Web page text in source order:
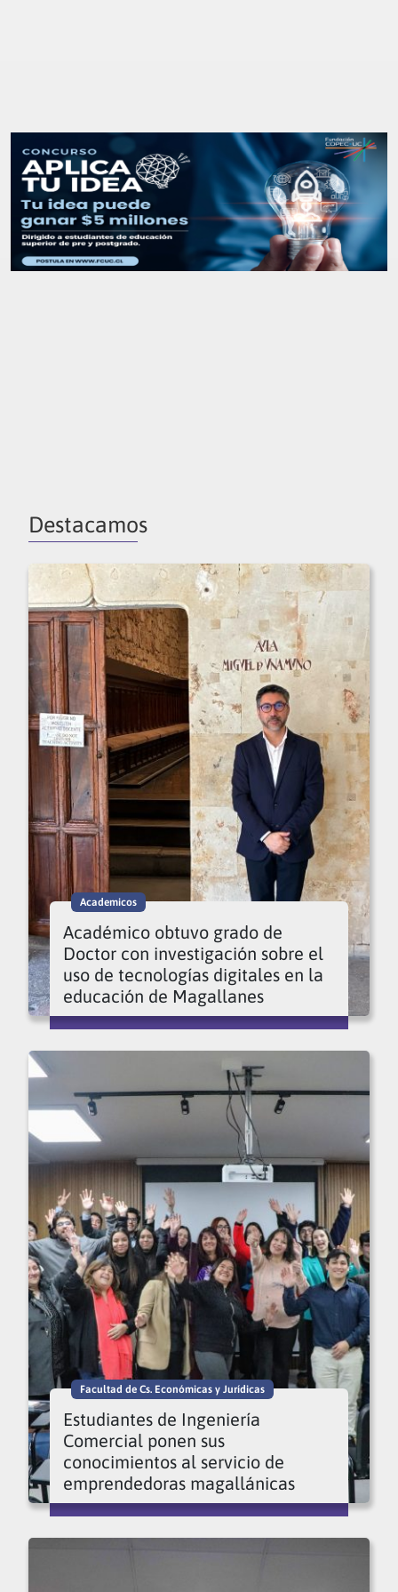
Destacamos
Academicos
Académico obtuvo grado de
Doctor con investigación sobre el
uso de tecnologías digitales en la
educación de Magallanes
Facultad de Cs. Económicas y Jurídicas
Estudiantes de Ingeniería
Comercial ponen sus
conocimientos al servicio de
emprendedoras magallánicas